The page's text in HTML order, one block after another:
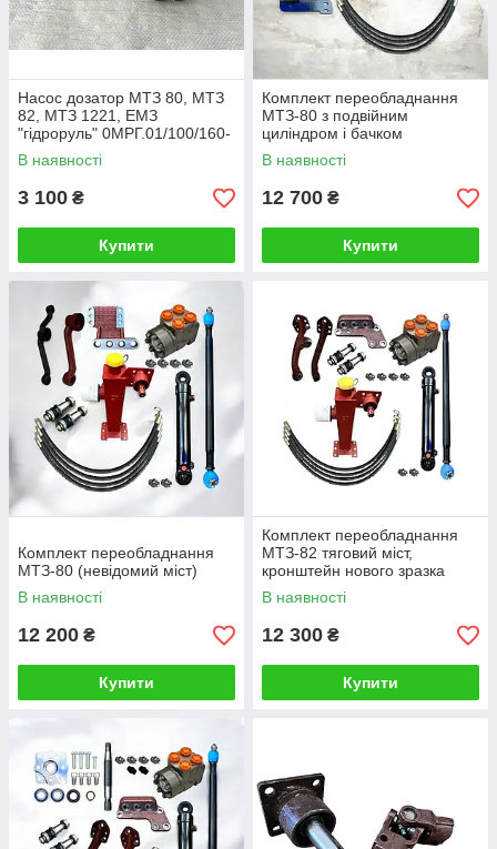
Насос дозатор МТЗ 80, МТЗ
82, МТЗ 1221, ЕМЗ
"гідроруль" 0МРГ.01/100/160-
2УХЛ МТЗ 80, МТЗ 82, МТЗ
1221
В наявності
3 100 ₴
Купити
Комплект переобладнання
МТЗ-80 з подвійним
циліндром і бачком
В наявності
12 700 ₴
Купити
Комплект переобладнання
МТЗ-80 (невідомий міст)
В наявності
12 200 ₴
Купити
Комплект переобладнання
МТЗ-82 тяговий міст,
кронштейн нового зразка
В наявності
12 300 ₴
Купити